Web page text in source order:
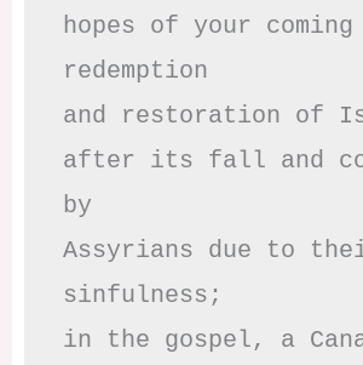
hopes of your coming
redemption
and restoration of
after its fall and
by
Assyrians due to
sinfulness;
in the gospel, a